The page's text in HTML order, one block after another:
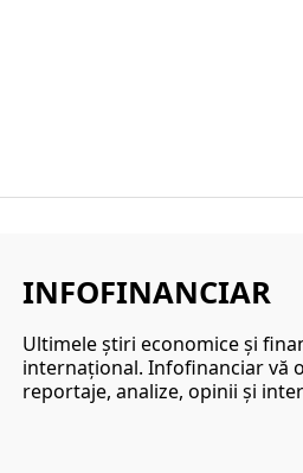
INFOFINANCIAR
Ultimele ştiri economice şi
internaţional. Infofinanciar vă
reportaje, analize, opinii şi